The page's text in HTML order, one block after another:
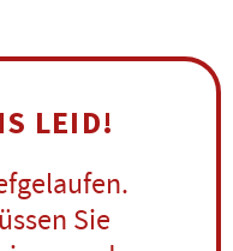
LEID!
Sie